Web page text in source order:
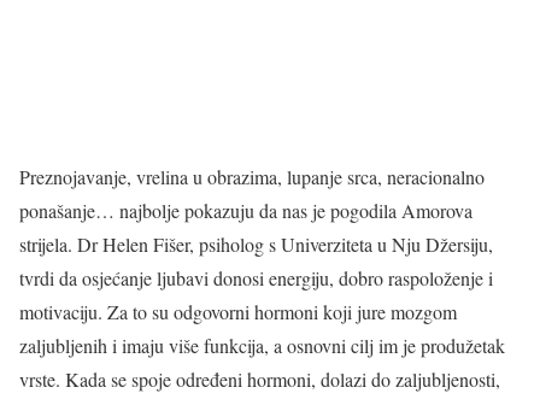
Preznojavanje, vrelina u obrazima, lupanje srca, neracionalno
ponašanje… najbolje pokazuju da nas je pogodila Amorova
strijela. Dr Helen Fišer, psiholog s Univerziteta u Nju Džersiju,
tvrdi da osjećanje ljubavi donosi energiju, dobro raspoloženje i
motivaciju. Za to su odgovorni hormoni koji jure mozgom
zaljubljenih i imaju više funkcija, a osnovni cilj im je produžetak
vrste. Kada se spoje određeni hormoni, dolazi do zaljubljenosti,